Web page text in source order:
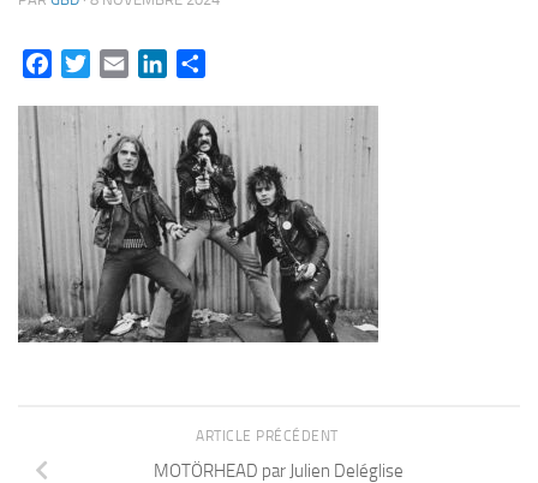
FacebookTwitterEmail LinkedIn
ARTICLE PRÉCÉDENT
MOTÖRHEAD par Julien Deléglise